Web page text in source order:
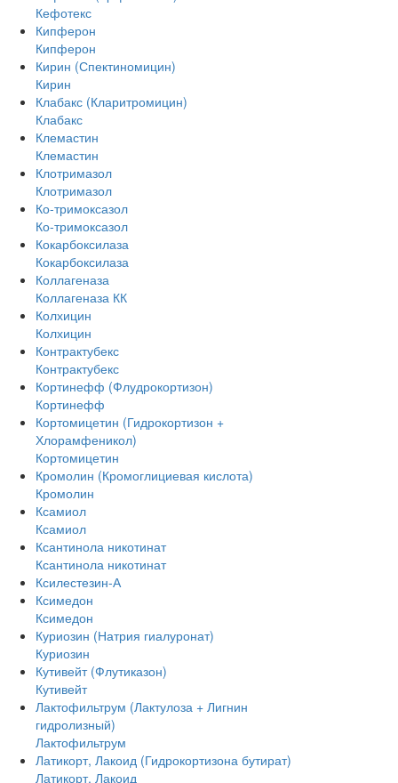
Кефотекс
Кипферон
Кипферон
Кирин (Спектиномицин)
Кирин
Клабакс (Кларитромицин)
Клабакс
Клемастин
Клемастин
Клотримазол
Клотримазол
Ко-тримоксазол
Ко-тримоксазол
Кокарбоксилаза
Кокарбоксилаза
Коллагеназа
Коллагеназа КК
Колхицин
Колхицин
Контрактубекс
Контрактубекс
Кортинефф (Флудрокортизон)
Кортинефф
Кортомицетин (Гидрокортизон +
Хлорамфеникол)
Кортомицетин
Кромолин (Кромоглициевая кислота)
Кромолин
Ксамиол
Ксамиол
Ксантинола никотинат
Ксантинола никотинат
Ксилестезин-А
Ксимедон
Ксимедон
Куриозин (Натрия гиалуронат)
Куриозин
Кутивейт (Флутиказон)
Кутивейт
Лактофильтрум (Лактулоза + Лигнин
гидролизный)
Лактофильтрум
Латикорт, Лакоид (Гидрокортизона бутират)
Латикорт, Лакоид